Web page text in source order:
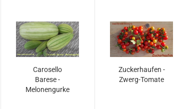
Carosello
Barese -
Melonengurke
Zuckerhaufen -
Zwerg-Tomate